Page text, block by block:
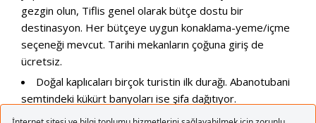
gezgin olun, Tiflis genel olarak bütçe dostu bir
destinasyon. Her bütçeye uygun konaklama-yeme/içme
seçeneği mevcut. Tarihi mekanların çoğuna giriş de
ücretsiz.
Doğal kaplıcaları birçok turistin ilk durağı. Abanotubani
semtindeki kükürt banyoları ise şifa dağıtıyor.
Göze hitap ediyor. Farklı mimari tarzları harmanlayan Art